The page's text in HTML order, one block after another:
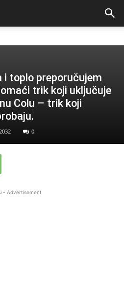
toplo preporučujem
trik koji uključuje
Colu – trik koji
0
- Advertisement